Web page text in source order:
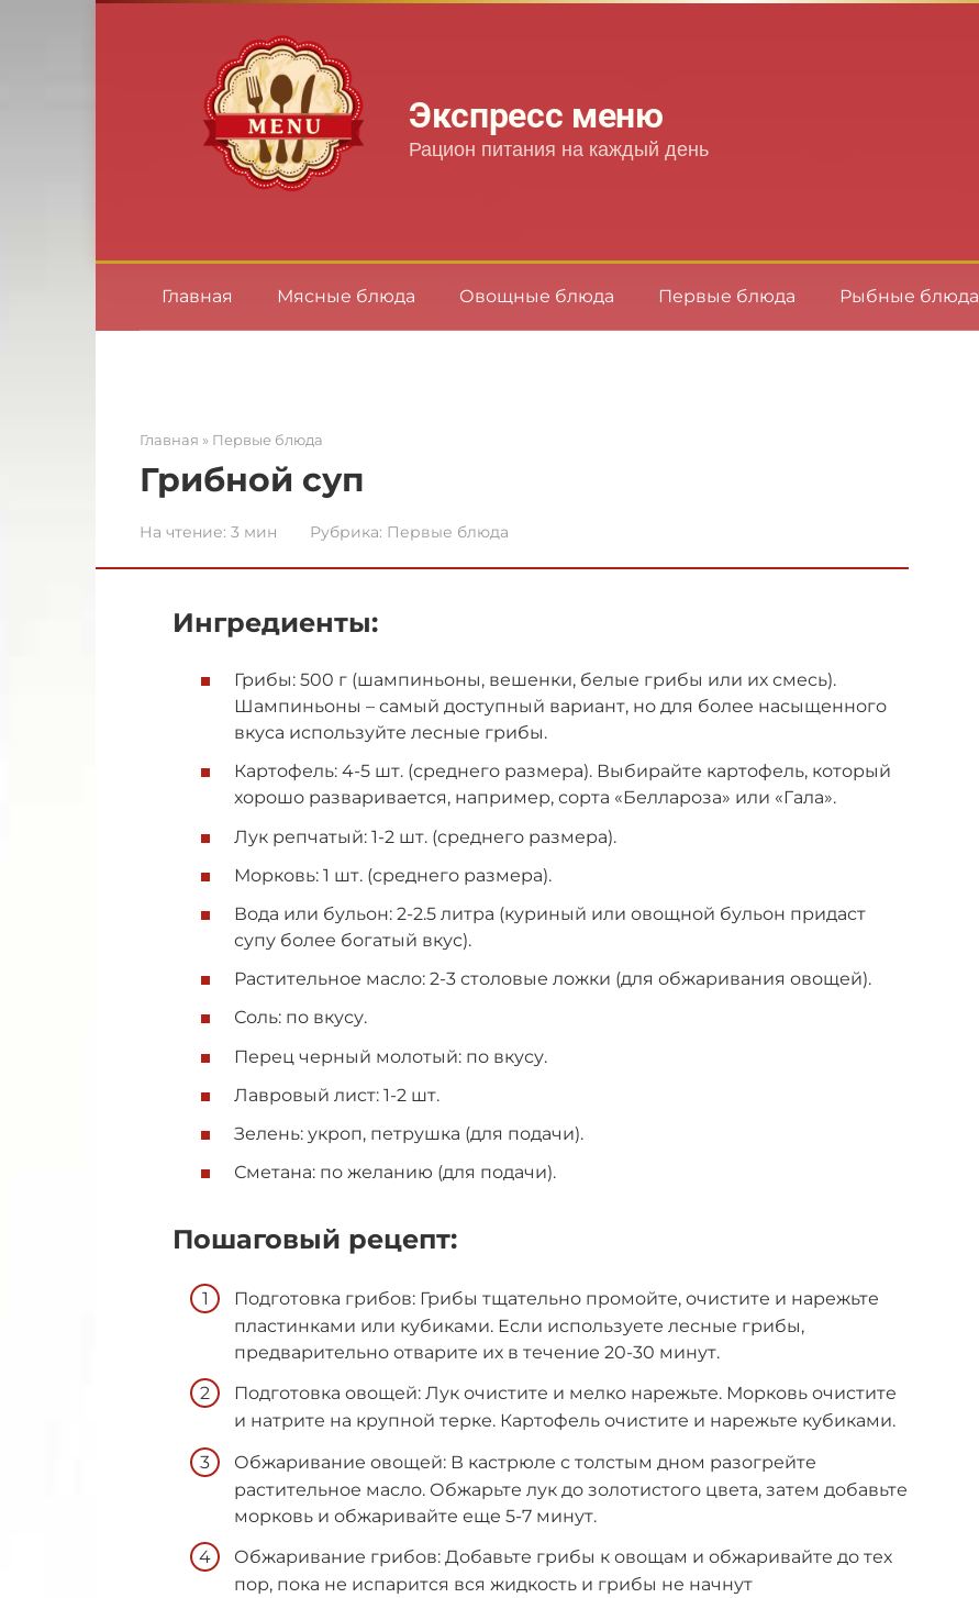
Экспресс меню
Рацион питания на каждый день
Главная Мясные блюда Овощные блюда Первые блюда Рыбные блюда
Главная » Первые блюда
Грибной суп
На чтение: 3 мин Рубрика: Первые блюда
Ингредиенты:
Грибы: 500 г (шампиньоны, вешенки, белые грибы или их смесь).
Шампиньоны – самый доступный вариант, но для более насыщенного
вкуса используйте лесные грибы.
Картофель: 4-5 шт. (среднего размера). Выбирайте картофель, который
хорошо разваривается, например, сорта «Беллароза» или «Гала».
Лук репчатый: 1-2 шт. (среднего размера).
Морковь: 1 шт. (среднего размера).
Вода или бульон: 2-2.5 литра (куриный или овощной бульон придаст
супу более богатый вкус).
Растительное масло: 2-3 столовые ложки (для обжаривания овощей).
Соль: по вкусу.
Перец черный молотый: по вкусу.
Лавровый лист: 1-2 шт.
Зелень: укроп, петрушка (для подачи).
Сметана: по желанию (для подачи).
Пошаговый рецепт:
Подготовка грибов: Грибы тщательно промойте, очистите и нарежьте
пластинками или кубиками. Если используете лесные грибы,
предварительно отварите их в течение 20-30 минут.
Подготовка овощей: Лук очистите и мелко нарежьте. Морковь очистите
и натрите на крупной терке. Картофель очистите и нарежьте кубиками.
Обжаривание овощей: В кастрюле с толстым дном разогрейте
растительное масло. Обжарьте лук до золотистого цвета, затем добавьте
морковь и обжаривайте еще 5-7 минут.
Обжаривание грибов: Добавьте грибы к овощам и обжаривайте до тех
пор, пока не испарится вся жидкость и грибы не начнут